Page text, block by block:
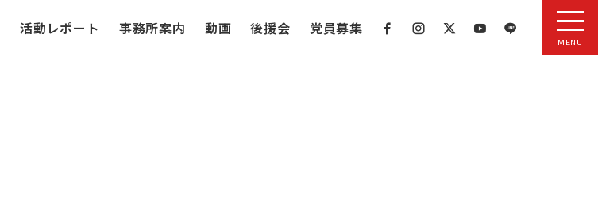
活動レポート 事務所案内 動画 後援会 党員募集
MENU